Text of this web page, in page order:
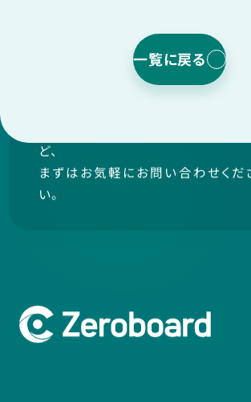
一覧に戻る
お問い合わせ
ど、
まずはお気軽にお問い合わせくだ
い。